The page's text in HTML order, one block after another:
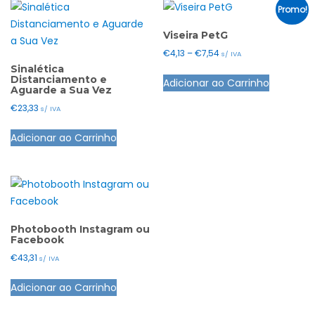
Sinalética
Distanciamento e
Aguarde a Sua Vez
€23,33 s/ IVA
Adicionar ao Carrinho
Promo!
Viseira PetG
€4,13 –€7,54Price
€4,13
s/ IVA
Adicionar ao Carrinho
This
product
Photobooth Instagram ou
Facebook
€43,31 s/ IVA
Adicionar ao Carrinho